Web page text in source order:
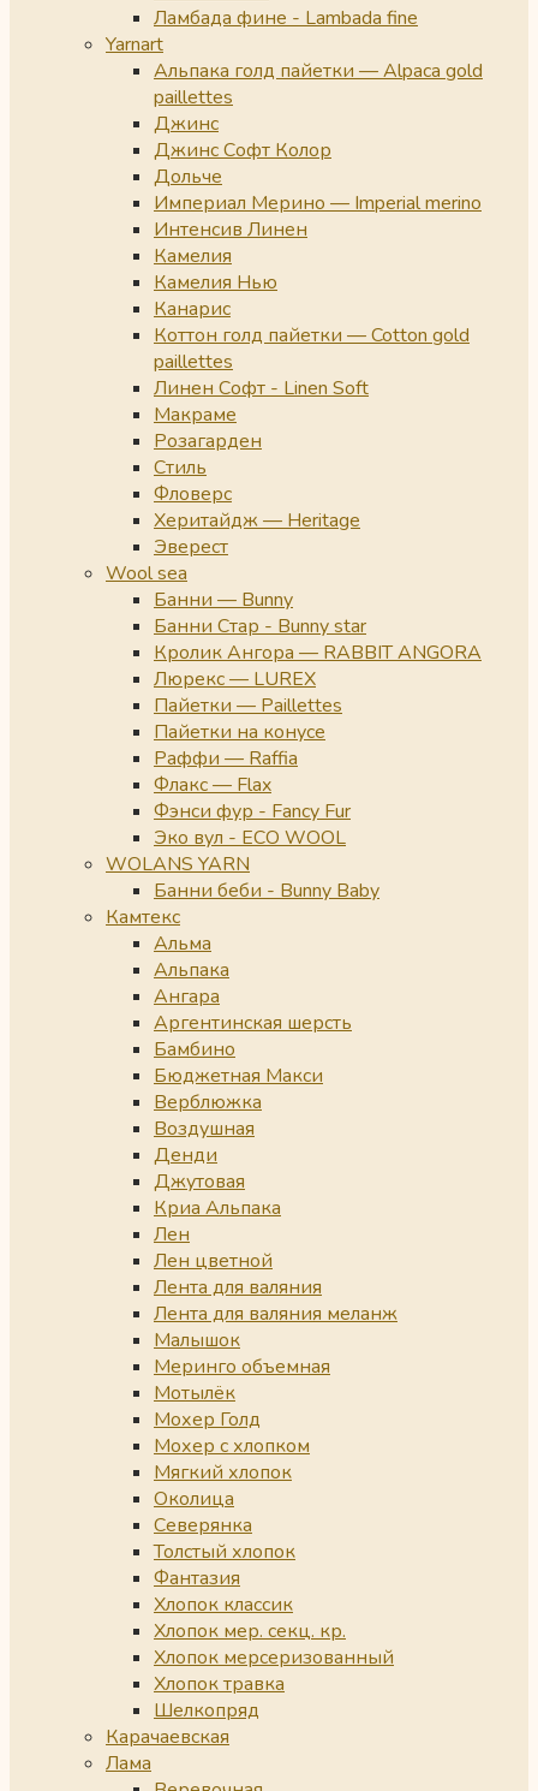
Ламбада фине - Lambada fine
Yarnart
Альпака голд пайетки — Alpaca gold
paillettes
Джинс
Джинс Софт Колор
Дольче
Империал Мерино — Imperial merino
Интенсив Линен
Камелия
Камелия Нью
Канарис
Коттон голд пайетки — Cotton gold
paillettes
Линен Софт - Linen Soft
Макраме
Розагарден
Стиль
Фловерс
Херитайдж — Heritage
Эверест
Wool sea
Банни — Bunny
Банни Стар - Bunny star
Кролик Ангора — RABBIT ANGORA
Люрекс — LUREX
Пайетки — Paillettes
Пайетки на конусе
Раффи — Raffia
Флакс — Flax
Фэнси фур - Fancy Fur
Эко вул - ECO WOOL
WOLANS YARN
Банни беби - Bunny Baby
Камтекс
Альма
Альпака
Ангара
Аргентинская шерсть
Бамбино
Бюджетная Макси
Верблюжка
Воздушная
Денди
Джутовая
Криа Альпака
Лен
Лен цветной
Лента для валяния
Лента для валяния меланж
Малышок
Меринго объемная
Мотылёк
Мохер Голд
Мохер с хлопком
Мягкий хлопок
Околица
Северянка
Толстый хлопок
Фантазия
Хлопок классик
Хлопок мер. секц. кр.
Хлопок мерсеризованный
Хлопок травка
Шелкопряд
Карачаевская
Лама